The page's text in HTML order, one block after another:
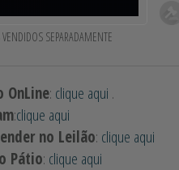
VENDIDOS SEPARADAMENTE
OnLine: clique aqui .
:clique aqui
no Leilão: clique aqui
Pátio: clique aqui